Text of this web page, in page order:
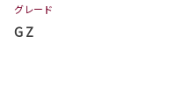
グレード
G Z